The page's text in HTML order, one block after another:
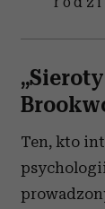
Ten, kto